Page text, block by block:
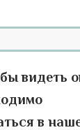
видеть
в